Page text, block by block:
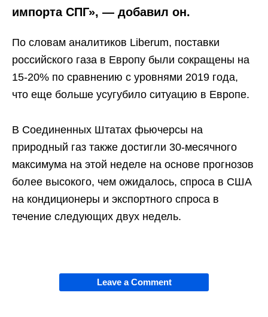
импорта СПГ», — добавил он.
По словам аналитиков Liberum, поставки
российского газа в Европу были сокращены на
15-20% по сравнению с уровнями 2019 года,
что еще больше усугубило ситуацию в Европе.
В Соединенных Штатах фьючерсы на
природный газ также достигли 30-месячного
максимума на этой неделе на основе прогнозов
более высокого, чем ожидалось, спроса в США
на кондиционеры и экспортного спроса в
течение следующих двух недель.
Leave a Comment